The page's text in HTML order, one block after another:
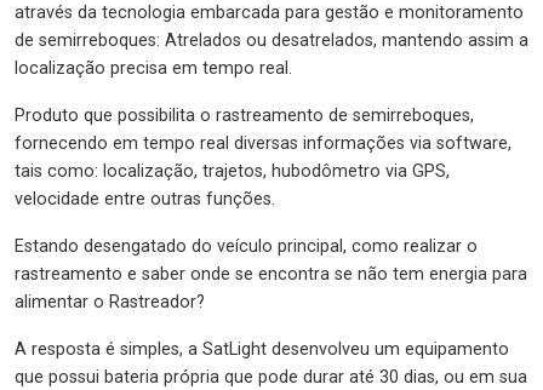
através da tecnologia embarcada para gestão e monitoramento
de semirreboques: Atrelados ou desatrelados, mantendo assim a
localização precisa em tempo real.
Produto que possibilita o rastreamento de semirreboques,
fornecendo em tempo real diversas informações via software,
tais como: localização, trajetos, hubodômetro via GPS,
velocidade entre outras funções.
Estando desengatado do veículo principal, como realizar o
rastreamento e saber onde se encontra se não tem energia para
alimentar o Rastreador?
A resposta é simples, a SatLight desenvolveu um equipamento
que possui bateria própria que pode durar até 30 dias, ou em sua